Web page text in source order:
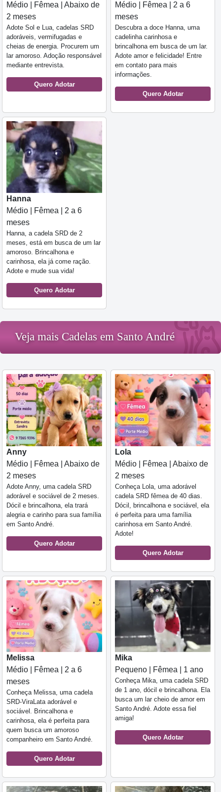
Médio | Fêmea | Abaixo de
2 meses
Adote Sol e Lua, cadelas SRD
adoráveis, vermifugadas e
cheias de energia. Procurem um
lar amoroso. Adoção responsável
mediante entrevista.
Quero Adotar
Médio | Fêmea | 2 a 6
meses
Descubra a doce Hanna, uma
cadelinha carinhosa e
brincalhona em busca de um lar.
Adote amor e felicidade! Entre
em contato para mais
informações.
Quero Adotar
Hanna
Médio | Fêmea | 2 a 6
meses
Hanna, a cadela SRD de 2
meses, está em busca de um lar
amoroso. Brincalhona e
carinhosa, ela já come ração.
Adote e mude sua vida!
Quero Adotar
Veja mais Cadelas em Santo André
Anny
Médio | Fêmea | Abaixo de
2 meses
Adote Anny, uma cadela SRD
adorável e sociável de 2 meses.
Dócil e brincalhona, ela trará
alegria e carinho para sua família
em Santo André.
Quero Adotar
Lola
Médio | Fêmea | Abaixo de
2 meses
Conheça Lola, uma adorável
cadela SRD fêmea de 40 dias.
Dócil, brincalhona e sociável, ela
é perfeita para uma família
carinhosa em Santo André.
Adote!
Quero Adotar
Melissa
Médio | Fêmea | 2 a 6
meses
Conheça Melissa, uma cadela
SRD-ViraLata adorável e
sociável. Brincalhona e
carinhosa, ela é perfeita para
quem busca um amoroso
companheiro em Santo André.
Quero Adotar
Mika
Pequeno | Fêmea | 1 ano
Conheça Mika, uma cadela SRD
de 1 ano, dócil e brincalhona. Ela
busca um lar cheio de amor em
Santo André. Adote essa fiel
amiga!
Quero Adotar